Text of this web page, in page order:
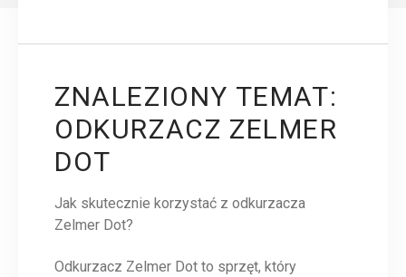
ZNALEZIONY TEMAT:
ODKURZACZ ZELMER
DOT
Jak skutecznie korzystać z odkurzacza
Zelmer Dot?
Odkurzacz Zelmer Dot to sprzęt, który